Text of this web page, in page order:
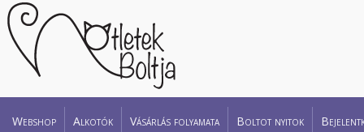
Webshop Alkotók Vásárlás folyamata Boltot nyitok